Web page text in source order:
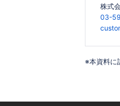
株式
03-
※本資料に